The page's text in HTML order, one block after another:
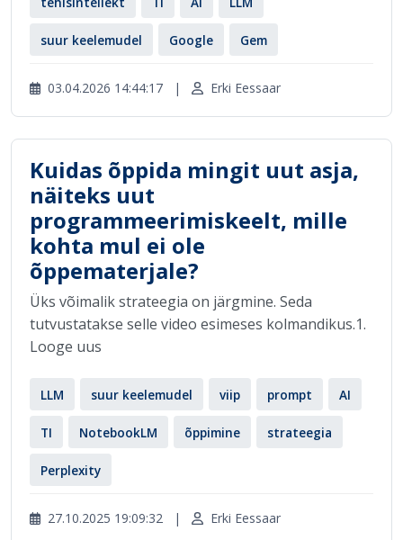
suur keelemudel Google Gem
03.04.2026 14:44:17 | Erki Eessaar
Kuidas õppida mingit uut asja,
näiteks uut
programmeerimiskeelt, mille
kohta mul ei ole
õppematerjale?
Üks võimalik strateegia on järgmine. Seda
tutvustatakse selle video esimeses kolmandikus.1.
Looge uus
LLM suur keelemudel viip prompt AI
TI NotebookLM õppimine strateegia
Perplexity
27.10.2025 19:09:32 | Erki Eessaar